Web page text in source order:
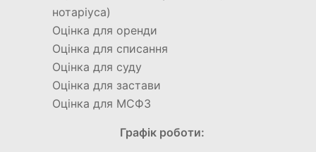
нотаріуса)
Оцінка для оренди
Оцінка для списання
Оцінка для суду
Оцінка для застави
Оцінка для МСФЗ
Графік роботи: